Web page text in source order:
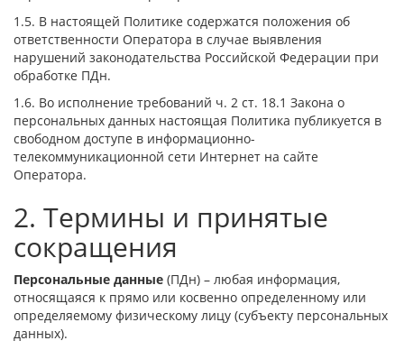
1.5. В настоящей Политике содержатся положения об
ответственности Оператора в случае выявления
нарушений законодательства Российской Федерации при
обработке ПДн.
1.6. Во исполнение требований ч. 2 ст. 18.1 Закона о
персональных данных настоящая Политика публикуется в
свободном доступе в информационно-
телекоммуникационной сети Интернет на сайте
Оператора.
2. Термины и принятые
сокращения
Персональные данные (ПДн) – любая информация,
относящаяся к прямо или косвенно определенному или
определяемому физическому лицу (субъекту персональных
данных).